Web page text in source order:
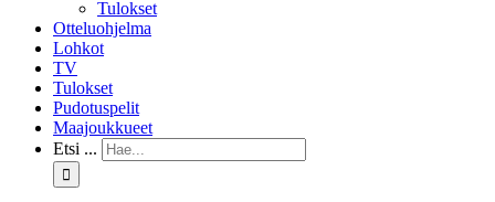
Tulokset
Otteluohjelma
Lohkot
TV
Tulokset
Pudotuspelit
Maajoukkueet
Etsi ...